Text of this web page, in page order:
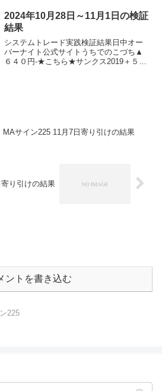
2024年10月28日～11月1日の検証
結果
システムトレード実践検証結果日中オー
バーナイト公式サイトうちでのこづち▲
６４０円-★こちら★サンクス2019＋５２
MAサイン225 11月7日寄り引けの結果
り引けの結果
ントを書き込む
225